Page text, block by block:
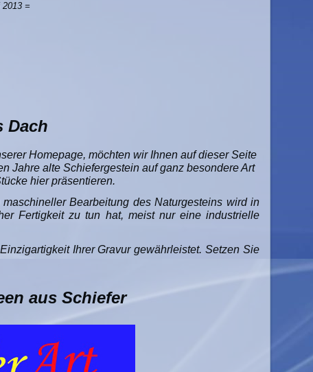
2013 =
Dach
Homepage, möchten wir Ihnen auf dieser Seite
Jahre alte Schiefergestein auf ganz besondere Art
hier präsentieren.
Bearbeitung des Naturgesteins wird in
Fertigkeit zu tun hat, meist nur eine industrielle
Ihrer Gravur gewährleistet. Setzen Sie
aus Schiefer